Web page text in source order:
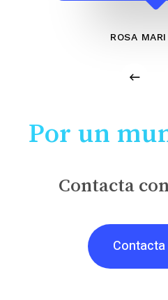
ROSA
Por un
Contacta
Contacta